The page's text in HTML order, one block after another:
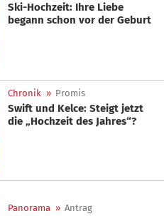
Ski-Hochzeit: Ihre Liebe
begann schon vor der Geburt
Chronik » Promis
Swift und Kelce: Steigt jetzt
die „Hochzeit des Jahres“?
Panorama » Antrag